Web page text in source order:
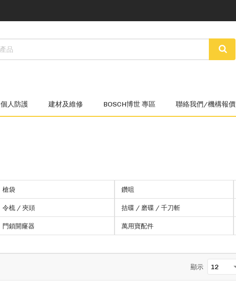
個人防護 建材及維修 BOSCH博世 專區 聯絡我們/機構報價
槍袋 鑽咀
令梳 / 夾頭 拮碟 / 磨碟 / 千刀斬
門鎖開窿器 萬用寶配件
顯示